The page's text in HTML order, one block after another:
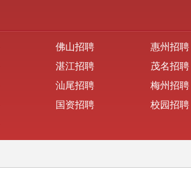
佛山招聘
惠州招聘
湛江招聘
茂名招聘
汕尾招聘
梅州招聘
国资招聘
校园招聘